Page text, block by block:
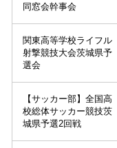
同窓会幹事会
関東高等学校ライフル
射撃競技大会茨城県予
選会
【サッカー部】全国高
校総体サッカー競技茨
城県予選2回戦